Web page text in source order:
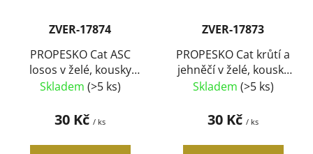
ZVER-17874
PROPESKO Cat ASC
losos v želé, kousky
415 g
Skladem (>5 ks)
30 Kč / ks
ZVER-17873
PROPESKO Cat krůtí a
jehněčí v želé, kousky
415 g
Skladem (>5 ks)
30 Kč / ks